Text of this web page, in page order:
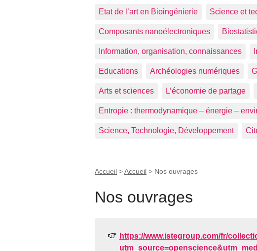
Etat de l’art en Bioingénierie Science et
Composants nanoélectroniques
Information, organisation, connaissances
Educations Archéologies numériques
Arts et sciences L’économie de partage
Entropie : thermodynamique – énergie –
Science, Technologie, Développement
Accueil >Accueil > Nos ouvrages
Nos ouvrages
https://www.istegroup.com/fr/